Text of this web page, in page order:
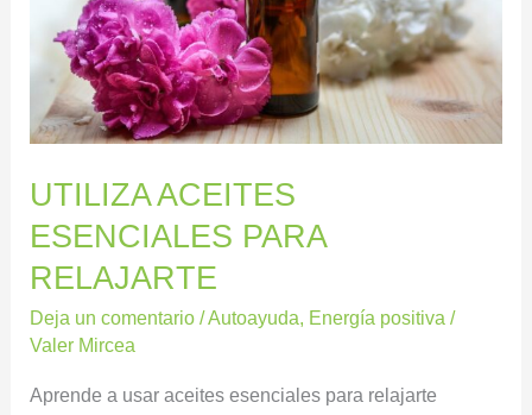
UTILIZA ACEITES
ESENCIALES PARA
RELAJARTE
Deja un comentario /Autoayuda, Energía positiva /
Valer Mircea
Aprende a usar aceites esenciales para relajarte